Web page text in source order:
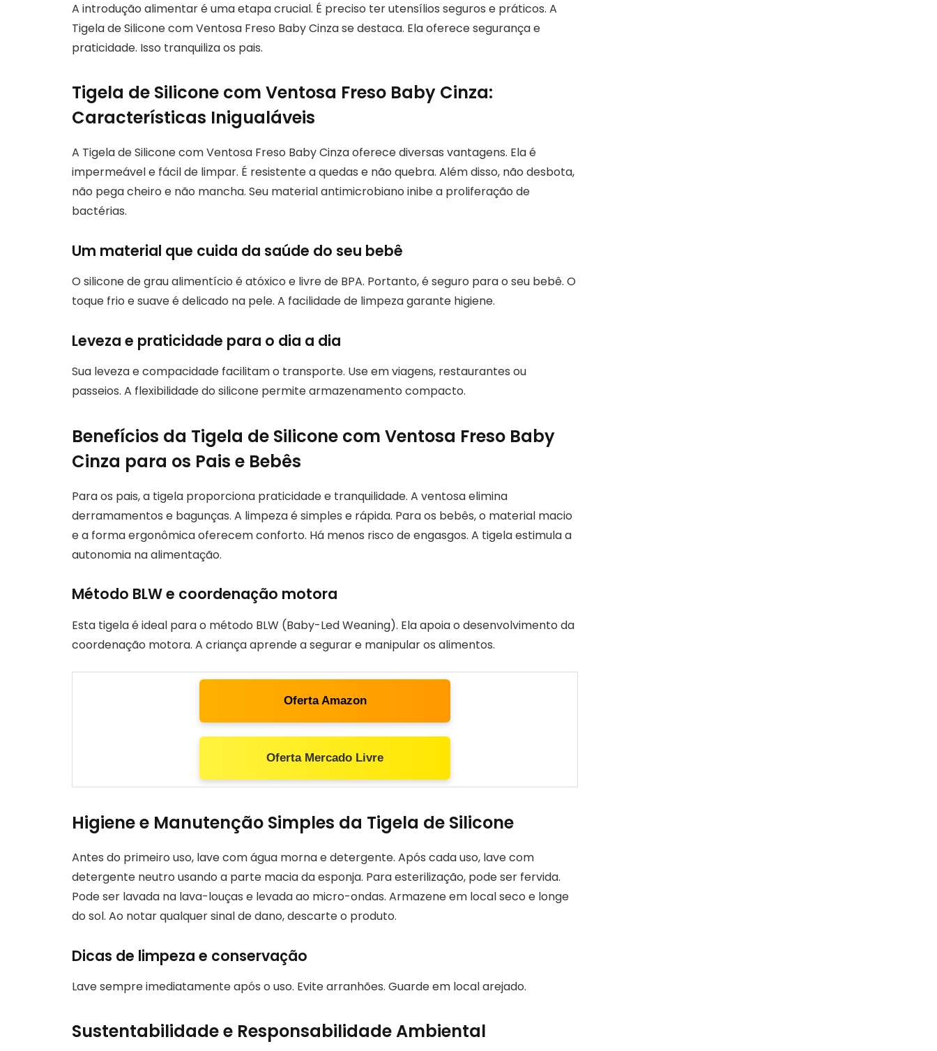
A introdução alimentar é uma etapa crucial. É preciso ter utensílios seguros e práticos. A
Tigela de Silicone com Ventosa Freso Baby Cinza se destaca. Ela oferece segurança e
praticidade. Isso tranquiliza os pais.
Tigela de Silicone com Ventosa Freso Baby Cinza:
Características Inigualáveis
A Tigela de Silicone com Ventosa Freso Baby Cinza oferece diversas vantagens. Ela é
impermeável e fácil de limpar. É resistente a quedas e não quebra. Além disso, não desbota,
não pega cheiro e não mancha. Seu material antimicrobiano inibe a proliferação de
bactérias.
Um material que cuida da saúde do seu bebê
O silicone de grau alimentício é atóxico e livre de BPA. Portanto, é seguro para o seu bebê. O
toque frio e suave é delicado na pele. A facilidade de limpeza garante higiene.
Leveza e praticidade para o dia a dia
Sua leveza e compacidade facilitam o transporte. Use em viagens, restaurantes ou
passeios. A flexibilidade do silicone permite armazenamento compacto.
Benefícios da Tigela de Silicone com Ventosa Freso Baby
Cinza para os Pais e Bebês
Para os pais, a tigela proporciona praticidade e tranquilidade. A ventosa elimina
derramamentos e bagunças. A limpeza é simples e rápida. Para os bebês, o material macio
e a forma ergonômica oferecem conforto. Há menos risco de engasgos. A tigela estimula a
autonomia na alimentação.
Método BLW e coordenação motora
Esta tigela é ideal para o método BLW (Baby-Led Weaning). Ela apoia o desenvolvimento da
coordenação motora. A criança aprende a segurar e manipular os alimentos.
Oferta Amazon
Oferta Mercado Livre
Higiene e Manutenção Simples da Tigela de Silicone
Antes do primeiro uso, lave com água morna e detergente. Após cada uso, lave com
detergente neutro usando a parte macia da esponja. Para esterilização, pode ser fervida.
Pode ser lavada na lava-louças e levada ao micro-ondas. Armazene em local seco e longe
do sol. Ao notar qualquer sinal de dano, descarte o produto.
Dicas de limpeza e conservação
Lave sempre imediatamente após o uso. Evite arranhões. Guarde em local arejado.
Sustentabilidade e Responsabilidade Ambiental